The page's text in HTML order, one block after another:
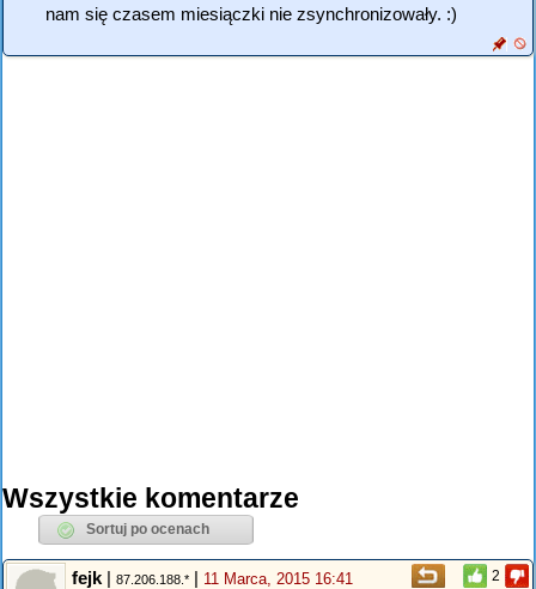
nam się czasem miesiączki nie zsynchronizowały. :)
Wszystkie komentarze
2
fejk | 87.206.188.* | 11 Marca, 2015 16:41